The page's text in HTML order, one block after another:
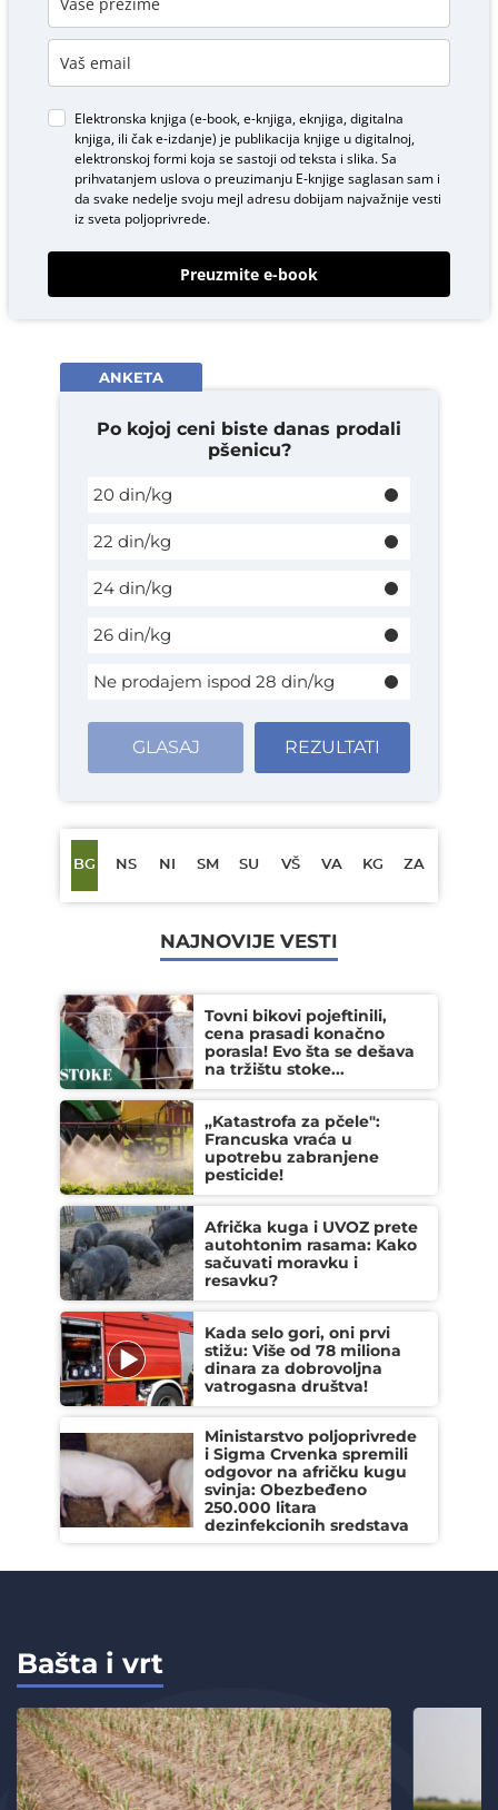
Elektronska knjiga (e-book, e-knjiga, eknjiga, digitalna
knjiga, ili čak e-izdanje) je publikacija knjige u digitalnoj,
elektronskoj formi koja se sastoji od teksta i slika. Sa
prihvatanjem uslova o preuzimanju E-knjigesaglasan sam i
da svake nedelje svoju mejl adresu dobijam najvažnije vesti
iz sveta poljoprivrede.
Preuzmite e-book
ANKETA
Po kojoj ceni biste danas prodali
pšenicu?
20 din/kg
22 din/kg
24 din/kg
26 din/kg
Ne prodajem ispod 28 din/kg
GLASAJ REZULTATI
BG NS NI SM SU VŠ VA KG ZA
NAJNOVIJE VESTI
Tovni bikovi pojeftinili,
cena prasadi konačno
porasla! Evo šta se dešava
na tržištu stoke...
„Katastrofa za pčele":
Francuska vraća u
upotrebu zabranjene
pesticide!
Afrička kuga i UVOZ prete
autohtonim rasama: Kako
sačuvati moravku i
resavku?
Kada selo gori, oni prvi
stižu: Više od 78 miliona
dinara za dobrovoljna
vatrogasna društva!
Ministarstvo poljoprivrede
i Sigma Crvenka spremili
odgovor na afričku kugu
svinja: Obezbeđeno
250.000 litara
dezinfekcionih sredstava
Bašta i vrt